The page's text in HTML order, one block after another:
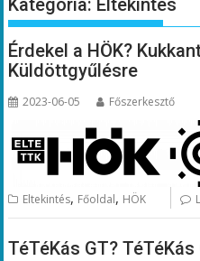
Kategória: Eltekintés
Érdekel a HÖK?
Küldöttgyűlésre
2023-06-05 Főszerkesztő
Eltekintés, Főoldal, HÖK
TéTéKás GT?